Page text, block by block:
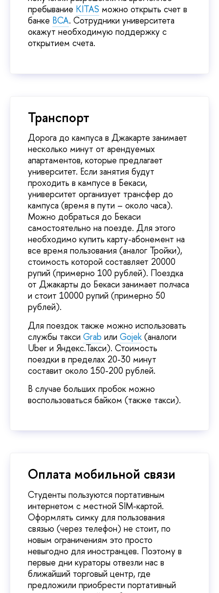
пребывание KITAS можно открыть счет в
банке BCA. Сотрудники университета
окажут необходимую поддержку с
открытием счета.
Транспорт
Дорога до кампуса в Джакарте занимает
несколько минут от арендуемых
апартаментов, которые предлагает
университет. Если занятия будут
проходить в кампусе в Бекаси,
университет организует трансфер до
кампуса (время в пути – около часа).
Можно добраться до Бекаси
самостоятельно на поезде. Для этого
необходимо купить карту-абонемент на
все время пользования (аналог Тройки),
стоимость которой составляет 20000
рупий (примерно 100 рублей). Поездка
от Джакарты до Бекаси занимает полчаса
и стоит 10000 рупий (примерно 50
рублей).
Для поездок также можно использовать
службы такси Grab или Gojek (аналоги
Uber и Яндекс.Такси). Стоимость
поездки в пределах 20-30 минут
составит около 150-200 рублей.
В случае больших пробок можно
воспользоваться байком (также такси).
Оплата мобильной связи
Студенты пользуются портативным
интернетом с местной SIM-картой.
Оформлять симку для пользования
связью (через телефон) не стоит, по
новым ограничениям это просто
невыгодно для иностранцев. Поэтому в
первые дни кураторы отвезли нас в
ближайший торговый центр, где
предложили приобрести портативный